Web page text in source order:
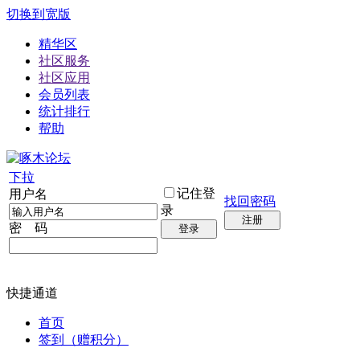
切换到宽版
精华区
社区服务
社区应用
会员列表
统计排行
帮助
下拉
用户名
密 码
记住登
录
登录
找回密码
注册
快捷通道
首页
签到（赠积分）